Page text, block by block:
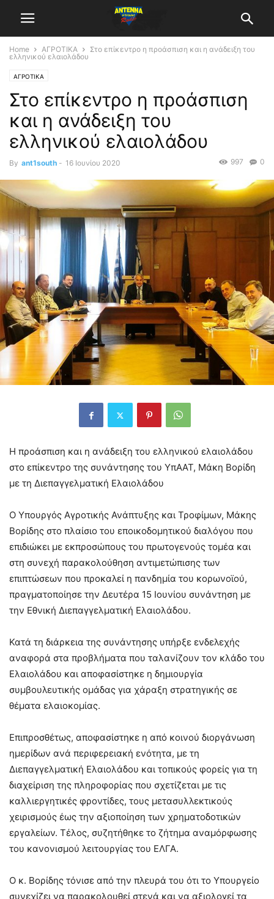
Home ΑΓΡΟΤΙΚΑ
Στο επίκεντρο η προάσπιση και η ανάδειξη του
ελληνικού ελαιολάδου
ΑΓΡΟΤΙΚΑ
Στο επίκεντρο η προάσπιση
και η ανάδειξη του
ελληνικού ελαιολάδου
By ant1south - 16 Ιουνίου 2020 0
997
Η προάσπιση και η ανάδειξη του ελληνικού ελαιολάδου
στο επίκεντρο της συνάντησης του ΥπΑΑΤ, Μάκη Βορίδη
με τη Διεπαγγελματική Ελαιολάδου
Ο Υπουργός Αγροτικής Ανάπτυξης και Τροφίμων, Μάκης
Βορίδης στο πλαίσιο του εποικοδομητικού διαλόγου που
επιδιώκει με εκπροσώπους του πρωτογενούς τομέα και
στη συνεχή παρακολούθηση αντιμετώπισης των
επιπτώσεων που προκαλεί η πανδημία του κορωνοϊού,
πραγματοποίησε την Δευτέρα 15 Ιουνίου συνάντηση με
την Εθνική Διεπαγγελματική Ελαιολάδου.
Κατά τη διάρκεια της συνάντησης υπήρξε ενδελεχής
αναφορά στα προβλήματα που ταλανίζουν τον κλάδο του
Ελαιολάδου και αποφασίστηκε η δημιουργία
συμβουλευτικής ομάδας για χάραξη στρατηγικής σε
θέματα ελαιοκομίας.
Επιπροσθέτως, αποφασίστηκε η από κοινού διοργάνωση
ημερίδων ανά περιφερειακή ενότητα, με τη
Διεπαγγελματική Ελαιολάδου και τοπικούς φορείς για τη
διαχείριση της πληροφορίας που σχετίζεται με τις
καλλιεργητικές φροντίδες, τους μετασυλλεκτικούς
χειρισμούς έως την αξιοποίηση των χρηματοδοτικών
εργαλείων. Τέλος, συζητήθηκε το ζήτημα αναμόρφωσης
του κανονισμού λειτουργίας του ΕΛΓΑ.
Ο κ. Βορίδης τόνισε από την πλευρά του ότι το Υπουργείο
συνεχίζει να παρακολουθεί στενά και να αξιολογεί τα